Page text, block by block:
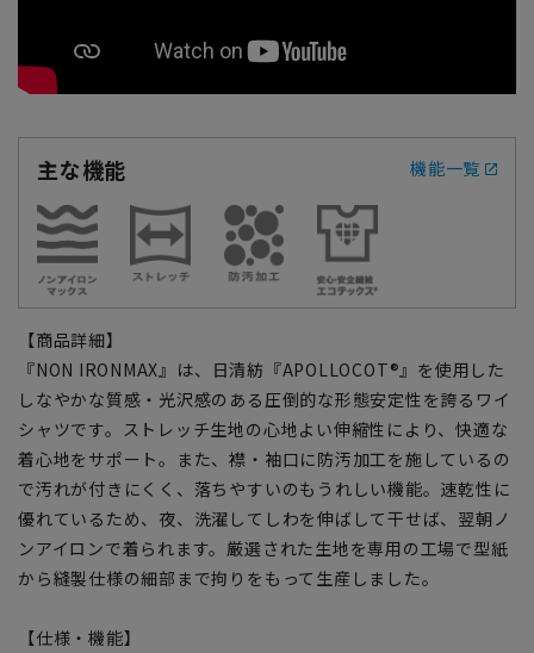
主な機能 機能一覧
【商品詳細】
『NON IRONMAX』は、日清紡『APOLLOCOT®』を使用した
しなやかな質感・光沢感のある圧倒的な形態安定性を誇るワイ
シャツです。ストレッチ生地の心地よい伸縮性により、快適な
着心地をサポート。また、襟・袖口に防汚加工を施しているの
で汚れが付きにくく、落ちやすいのもうれしい機能。速乾性に
優れているため、夜、洗濯してしわを伸ばして干せば、翌朝ノ
ンアイロンで着られます。厳選された生地を専用の工場で型紙
から縫製仕様の細部まで拘りをもって生産しました。
【仕様・機能】